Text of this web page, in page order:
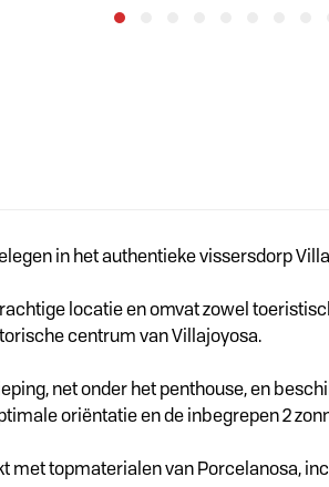
in het authentieke vissersdorp
locatie en omvat zowel
centrum van Villajoyosa.
net onder het penthouse, en
oriëntatie en de inbegrepen 2
met topmaterialen van Porcelanosa,